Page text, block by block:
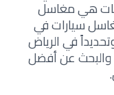
هي مغاسل
سيارات في
العربية السعودية في 2026، وتحديداً في الرياض
والبحث عن أفضل